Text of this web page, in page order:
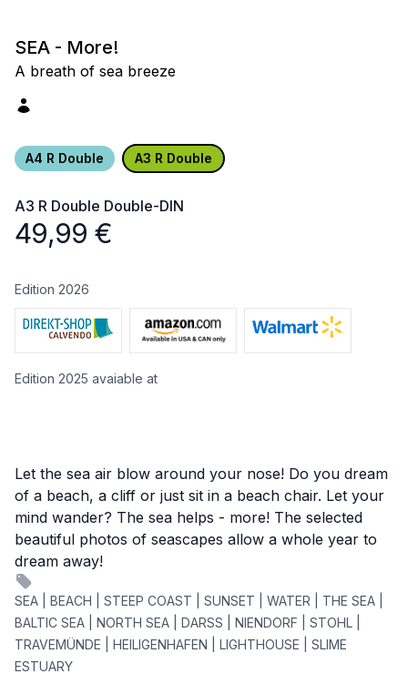
SEA - More!
A breath of sea breeze
A4 R Double A3 R Double
A3 R Double Double-DIN
49,99 €
Edition 2026
Edition 2025 avaiable at
Let the sea air blow around your nose! Do you dream
of a beach, a cliff or just sit in a beach chair. Let your
mind wander? The sea helps - more! The selected
beautiful photos of seascapes allow a whole year to
dream away!
SEA | BEACH | STEEP COAST | SUNSET | WATER | THE SEA |
BALTIC SEA | NORTH SEA | DARSS | NIENDORF | STOHL |
TRAVEMÜNDE | HEILIGENHAFEN | LIGHTHOUSE | SLIME
ESTUARY